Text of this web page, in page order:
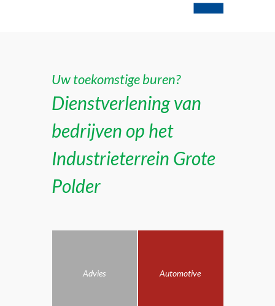
Uw toekomstige buren?
Dienstverlening van
bedrijven op het
Industrieterrein Grote
Polder
Advies Automotive